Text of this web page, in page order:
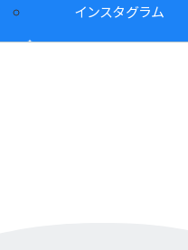
インスタグラム